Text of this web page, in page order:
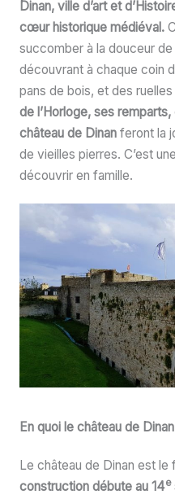
Dinan, ville d’art et
cœur historique médiéval.
succomber à la douceur
découvrant à chaque coin
pans de bois, et des
de l’Horloge, ses
château de Dinanferont la
de vieilles pierres. C’est
découvrir en famille.
En quoi le château de
Le château de Dinan est
construction débute au 14e